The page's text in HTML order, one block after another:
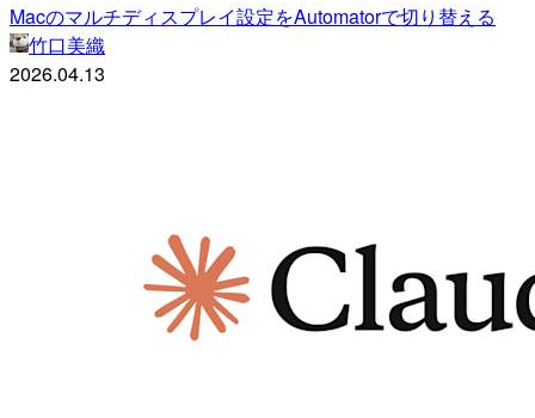
Macのマルチディスプレイ設定をAutomatorで切り替える
竹口美織
2026.04.13